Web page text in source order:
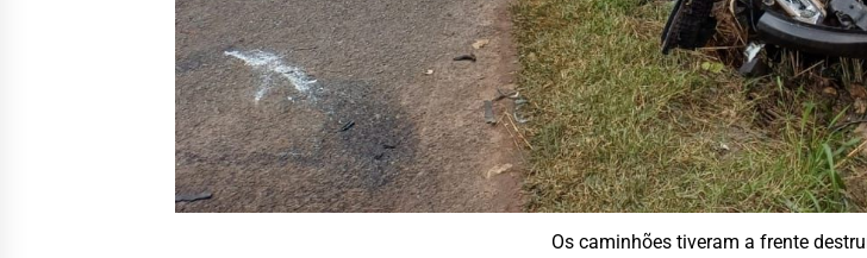
Os caminhões tiveram a frente